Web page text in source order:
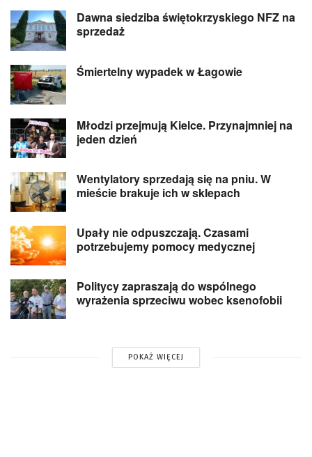
Dawna siedziba świętokrzyskiego NFZ na
sprzedaż
Śmiertelny wypadek w Łagowie
Młodzi przejmują Kielce. Przynajmniej na
jeden dzień
Wentylatory sprzedają się na pniu. W
mieście brakuje ich w sklepach
Upały nie odpuszczają. Czasami
potrzebujemy pomocy medycznej
Politycy zapraszają do wspólnego
wyrażenia sprzeciwu wobec ksenofobii
POKAŻ WIĘCEJ